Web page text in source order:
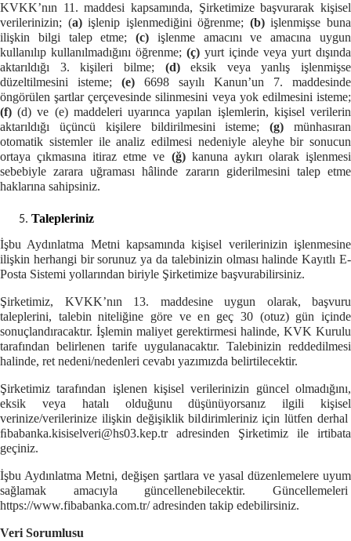
KVKK’nın 11. maddesi kapsamında, Şirketimize başvurarak kişisel
verilerinizin; (a)işlenip işlenmediğini öğrenme; (b)işlenmişse buna
ilişkin bilgi talep etme;(c) işlenme amacını ve amacına uygun
kullanılıp kullanılmadığını öğrenme; (ç) yurt içinde veya yurt dışında
aktarıldığı 3. kişileri bilme; (d)eksik veya yanlış işlenmişse
düzeltilmesini isteme; (e) 6698 sayılı Kanun’un 7. maddesinde
öngörülen şartlar çerçevesinde silinmesini veya yok edilmesini isteme;
(f) (d) ve (e) maddeleri uyarınca yapılan işlemlerin, kişisel verilerin
aktarıldığı üçüncü kişilere bildirilmesini isteme;(g) münhasıran
otomatik sistemler ile analiz edilmesi nedeniyle aleyhe bir sonucun
ortaya çıkmasına itiraz etme ve (ğ)kanuna aykırı olarak işlenmesi
sebebiyle zarara uğraması hâlinde zararın giderilmesini talep etme
haklarına sahipsiniz.
Talepleriniz
İşbu Aydınlatma Metni kapsamında kişisel verilerinizin işlenmesine
ilişkin herhangi bir sorunuz ya da talebinizin olması halinde Kayıtlı E-
Posta Sistemi yollarından biriyle Şirketimize başvurabilirsiniz.
Şirketimiz, KVKK’nın 13. maddesine uygun olarak, başvuru
taleplerini, talebin niteliğine göre ve en geç 30 (otuz) gün içinde
sonuçlandıracaktır. İşlemin maliyet gerektirmesi halinde, KVK Kurulu
tarafından belirlenen tarife uygulanacaktır. Talebinizin reddedilmesi
halinde, ret nedeni/nedenleri cevabı yazımızda belirtilecektir.
Şirketimiz tarafından işlenen kişisel verilerinizin güncel olmadığını,
eksik veya hatalı olduğunu düşünüyorsanız ilgili kişisel
verinize/verilerinize ilişkin değişiklik bildirimleriniz için lütfen derhal
ﬁbabanka.kisiselveri@hs03.kep.tradresinden Şirketimiz ile irtibata
geçiniz.
İşbu Aydınlatma Metni, değişen şartlara ve yasal düzenlemelere uyum
sağlamak amacıyla güncellenebilecektir. Güncellemeleri
https://www.fibabanka.com.tr/adresinden takip edebilirsiniz.
Veri Sorumlusu